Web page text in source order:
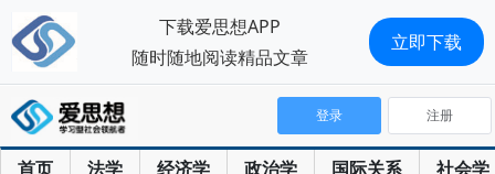
首页 法学 经济学 政治学 国际关系 社会学
登录 注册
下载爱思想APP
随时随地阅读精品文章
立即下载